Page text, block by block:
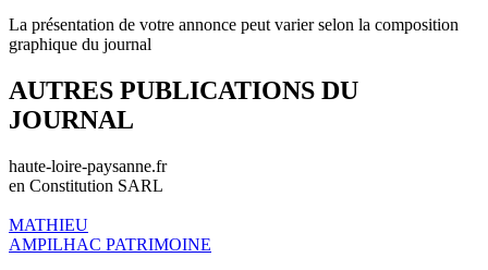
La présentation de votre annonce peut varier selon la composition
graphique du journal
AUTRES PUBLICATIONS DU
JOURNAL
haute-loire-paysanne.fr
en Constitution SARL
MATHIEU
AMPILHAC PATRIMOINE